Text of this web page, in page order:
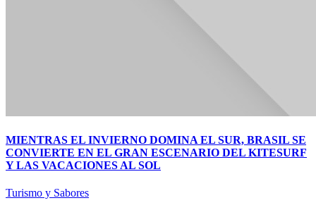
MIENTRAS EL INVIERNO DOMINA EL SUR, BRASIL SE
CONVIERTE EN EL GRAN ESCENARIO DEL KITESURF
Y LAS VACACIONES AL SOL
Turismo y Sabores